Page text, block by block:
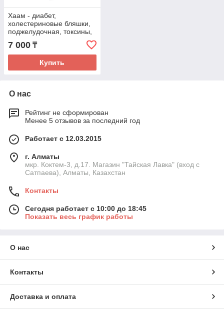
Хаам - диабет,
холестериновые бляшки,
поджелудочная, токсины,
гипертония и др
7 000 ₸
Купить
О нас
Рейтинг не сформирован
Менее 5 отзывов за последний год
Работает с 12.03.2015
г. Алматы
мкр. Коктем-3, д.17. Магазин "Тайская Лавка" (вход с
Сатпаева), Алматы, Казахстан
Контакты
Сегодня работает с 10:00 до 18:45
Показать весь график работы
О нас
Контакты
Доставка и оплата